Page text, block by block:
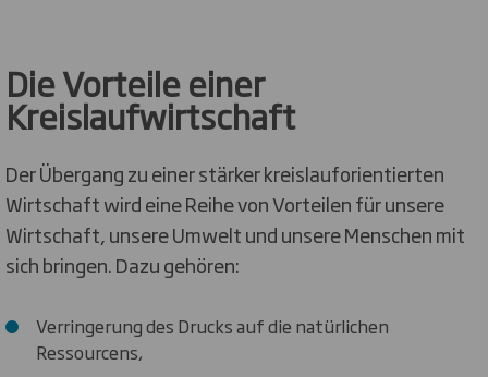
Die Vorteile einer
Kreislaufwirtschaft
Der Übergang zu einer stärker kreislauforientierten
Wirtschaft wird eine Reihe von Vorteilen für unsere
Wirtschaft, unsere Umwelt und unsere Menschen mit
sich bringen. Dazu gehören:
Verringerung des Drucks auf die natürlichen
Ressourcens,